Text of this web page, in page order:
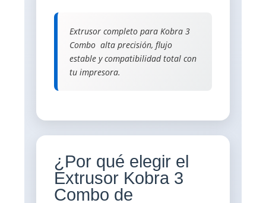
Extrusor completo para Kobra 3
Combo  alta precisión, flujo
estable y compatibilidad total con
tu impresora.
¿Por qué elegir el
Extrusor Kobra 3
Combo de